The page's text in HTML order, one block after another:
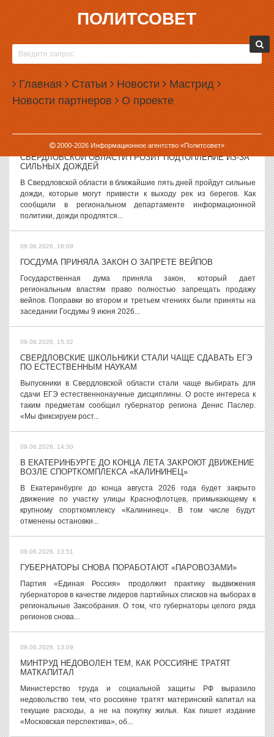
ПОЛИТСОВЕТ
Главная Статьи Новости Мастрид
Новости партнеров О проекте
2000-2026Информационное агентство «Политсовет»
09.06.2026, 17:58
«КОЛЯДА-ТЕАТР» ПОЖАЛОВАЛСЯ В СУДЕ НА
ФИНАНСОВЫЕ ПРОБЛЕМЫ
Екатеринбургский «Коляда-театр» сообщил в суде, что после
смерти своего основателя Николая Коляды потерял доступ к
банковским счетам. Об этом стало известно в ходе судебного
заседания по иску...
09.06.2026, 16:55
СВЕРДЛОВСКОЙ ОБЛАСТИ ГРОЗИТ ПОДТОПЛЕНИЕ ИЗ-ЗА
СИЛЬНЫХ ДОЖДЕЙ
В Свердловской области в ближайшие пять дней пройдут сильные
дожди, которые могут привести к выходу рек из берегов. Как
сообщили в региональном департаменте информационной
политики, дожди продлятся...
09.06.2026, 16:09
ГОСДУМА ПРИНЯЛА ЗАКОН О ЗАПРЕТЕ ВЕЙПОВ
Государственная дума приняла закон, который дает
региональным властям право полностью запрещать продажу
вейпов. Поправки во втором и третьем чтениях были приняты на
заседании Госдумы 9 июня 2026...
09.06.2026, 15:32
СВЕРДЛОВСКИЕ ШКОЛЬНИКИ СТАЛИ ЧАЩЕ СДАВАТЬ ЕГЭ
ПО ЕСТЕСТВЕННЫМ НАУКАМ
Выпускники в Свердловской области стали чаще выбирать для
сдачи ЕГЭ естественнонаучные дисциплины. О росте интереса к
таким предметам сообщил губернатор региона Денис Паслер.
«Мы фиксируем рост...
09.06.2026, 14:30
В ЕКАТЕРИНБУРГЕ ДО КОНЦА ЛЕТА ЗАКРОЮТ ДВИЖЕНИЕ
ВОЗЛЕ СПОРТКОМПЛЕКСА «КАЛИНИНЕЦ»
В Екатеринбурге до конца августа 2026 года будет закрыто
движение по участку улицы Краснофлотцев, примыкающему к
крупному спорткомплексу «Калининец». В том числе будут
отменены остановки...
09.06.2026, 13:51
ГУБЕРНАТОРЫ СНОВА ПОРАБОТАЮТ «ПАРОВОЗАМИ»
Партия «Единая Россия» продолжит практику выдвижения
губернаторов в качестве лидеров партийных списков на выборах в
региональные Заксобрания. О том, что губернаторы целого ряда
регионов снова...
09.06.2026, 13:09
МИНТРУД НЕДОВОЛЕН ТЕМ, КАК РОССИЯНЕ ТРАТЯТ
МАТКАПИТАЛ
Министерство труда и социальной защиты РФ выразило
недовольство тем, что россияне тратят материнский капитал на
текущие расходы, а не на покупку жилья. Как пишет издание
«Московская перспектива», об...